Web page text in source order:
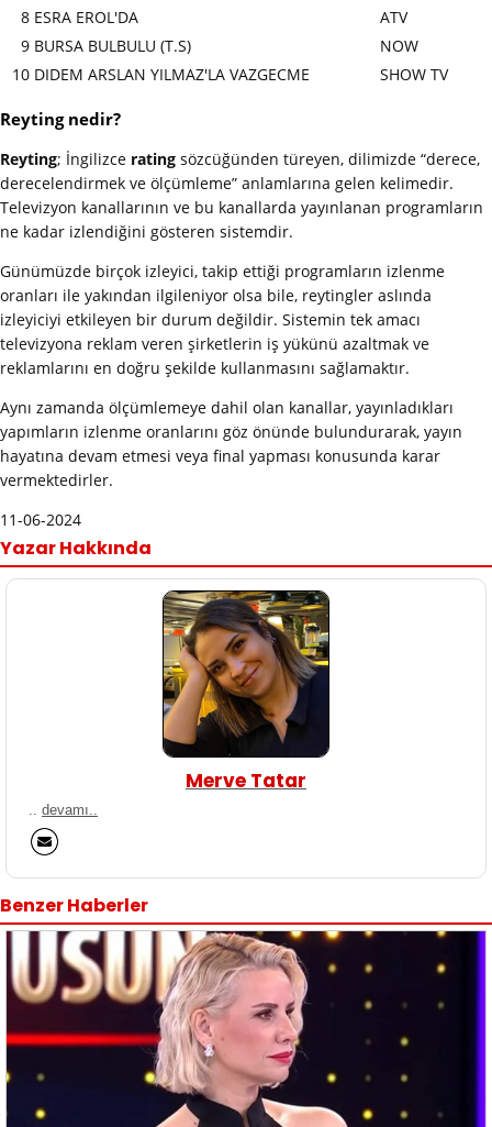
8 ESRA EROL'DA
ATV
9 BURSA BULBULU (T.S)
NOW
10 DIDEM ARSLAN YILMAZ'LA VAZGECME SHOW TV
Reyting nedir?
Reyting; İngilizce rating sözcüğünden türeyen, dilimizde “derece,
derecelendirmek ve ölçümleme” anlamlarına gelen kelimedir.
Televizyon kanallarının ve bu kanallarda yayınlanan programların
ne kadar izlendiğini gösteren sistemdir.
Günümüzde birçok izleyici, takip ettiği programların izlenme
oranları ile yakından ilgileniyor olsa bile, reytingler aslında
izleyiciyi etkileyen bir durum değildir. Sistemin tek amacı
televizyona reklam veren şirketlerin iş yükünü azaltmak ve
reklamlarını en doğru şekilde kullanmasını sağlamaktır.
Aynı zamanda ölçümlemeye dahil olan kanallar, yayınladıkları
yapımların izlenme oranlarını göz önünde bulundurarak, yayın
hayatına devam etmesi veya final yapması konusunda karar
vermektedirler.
11-06-2024
Yazar Hakkında
Merve Tatar
devamı..
Benzer Haberler